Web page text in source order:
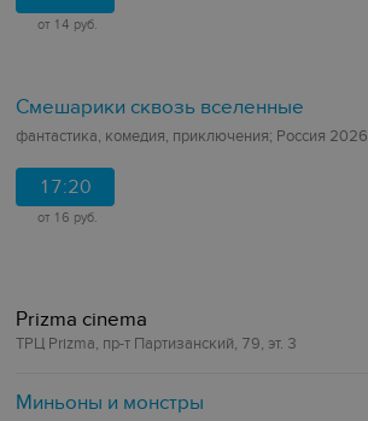
от 14 руб.
Смешарики сквозь вселенные
фантастика, комедия, приключения; Россия 2026
17:20
от 16 руб.
Prizma cinema
ТРЦ Prizma, пр-т Партизанский, 79, эт. 3
Миньоны и монстры